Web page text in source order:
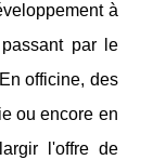
à
par le
officine, des
ou encore en
l'offre de